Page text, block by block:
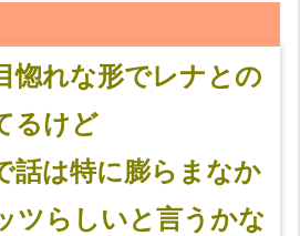
惚れな形でレナとの
るけど
話は特に膨らまなか
ツらしいと言うかな